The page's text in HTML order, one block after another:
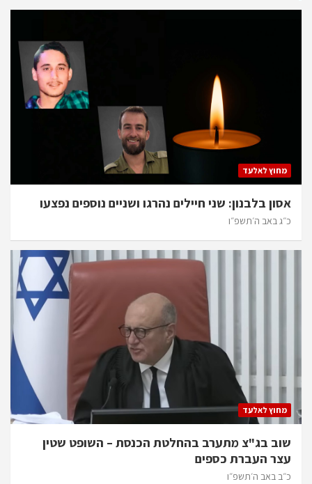
מחוץ לאלעד
אסון בלבנון: שני חיילים נהרגו ושניים נוספים נפצעו
כ״ג באב ה׳תשפ״ו
מחוץ לאלעד
שוב בג"צ מתערב בהחלטת הכנסת – השופט שטין
עצר העברת כספים
כ״ב באב ה׳תשפ״ו